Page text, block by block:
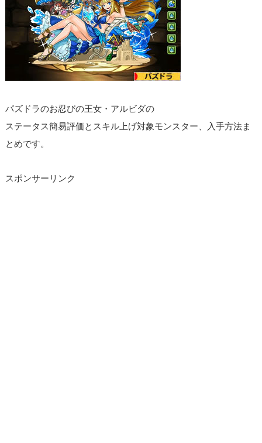
パズドラのお忍びの王女・アルビダの
ステータス簡易評価とスキル上げ対象モンスター、入手方法ま
とめです。
スポンサーリンク